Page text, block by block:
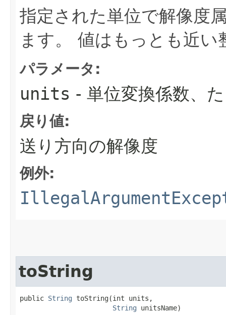
指定された単位で解像度
ます。
値はもっとも近い
パラメータ:
units - 単位変換係数、
戻り値:
送り方向の解像度
例外:
toString
public String toString​(int units,
String unitsName)